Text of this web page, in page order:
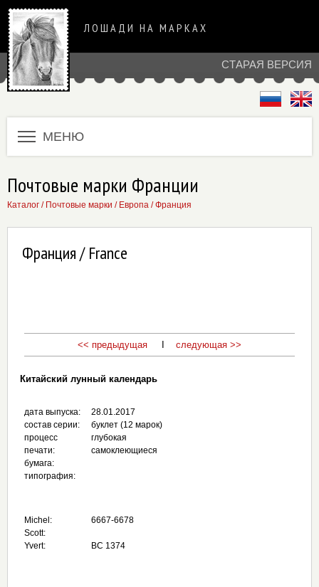
СТАРАЯ ВЕРСИЯ
ЛОШАДИ НА МАРКАХ
МЕНЮ
Почтовые марки Франции
Каталог / Почтовые марки / Европа /Франция
Франция / France
<< предыдущая следующая >>
Китайский лунный календарь
дата выпуска:
состав серии:
процесс
печати:
бумага:
типография:
28.01.2017
буклет (12 марок)
глубокая
самоклеющиеся
Michel:
Scott:
Yvert:
6667-6678
BC 1374